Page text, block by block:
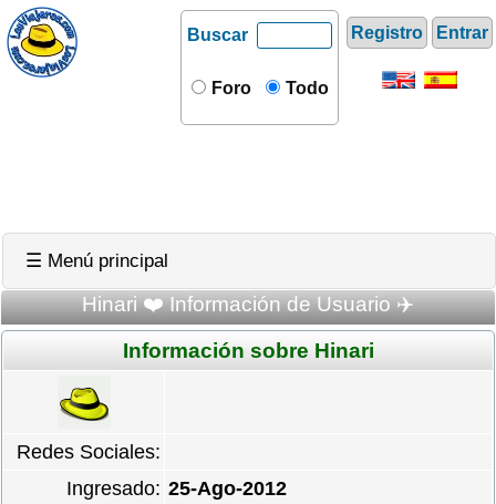
Registro Entrar
Buscar
Foro Todo
☰ Menú principal
Hinari ❤️ Información de Usuario ✈️
Información sobre Hinari
Redes Sociales:
Ingresado: 25-Ago-2012